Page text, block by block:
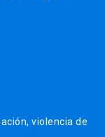
violencia de